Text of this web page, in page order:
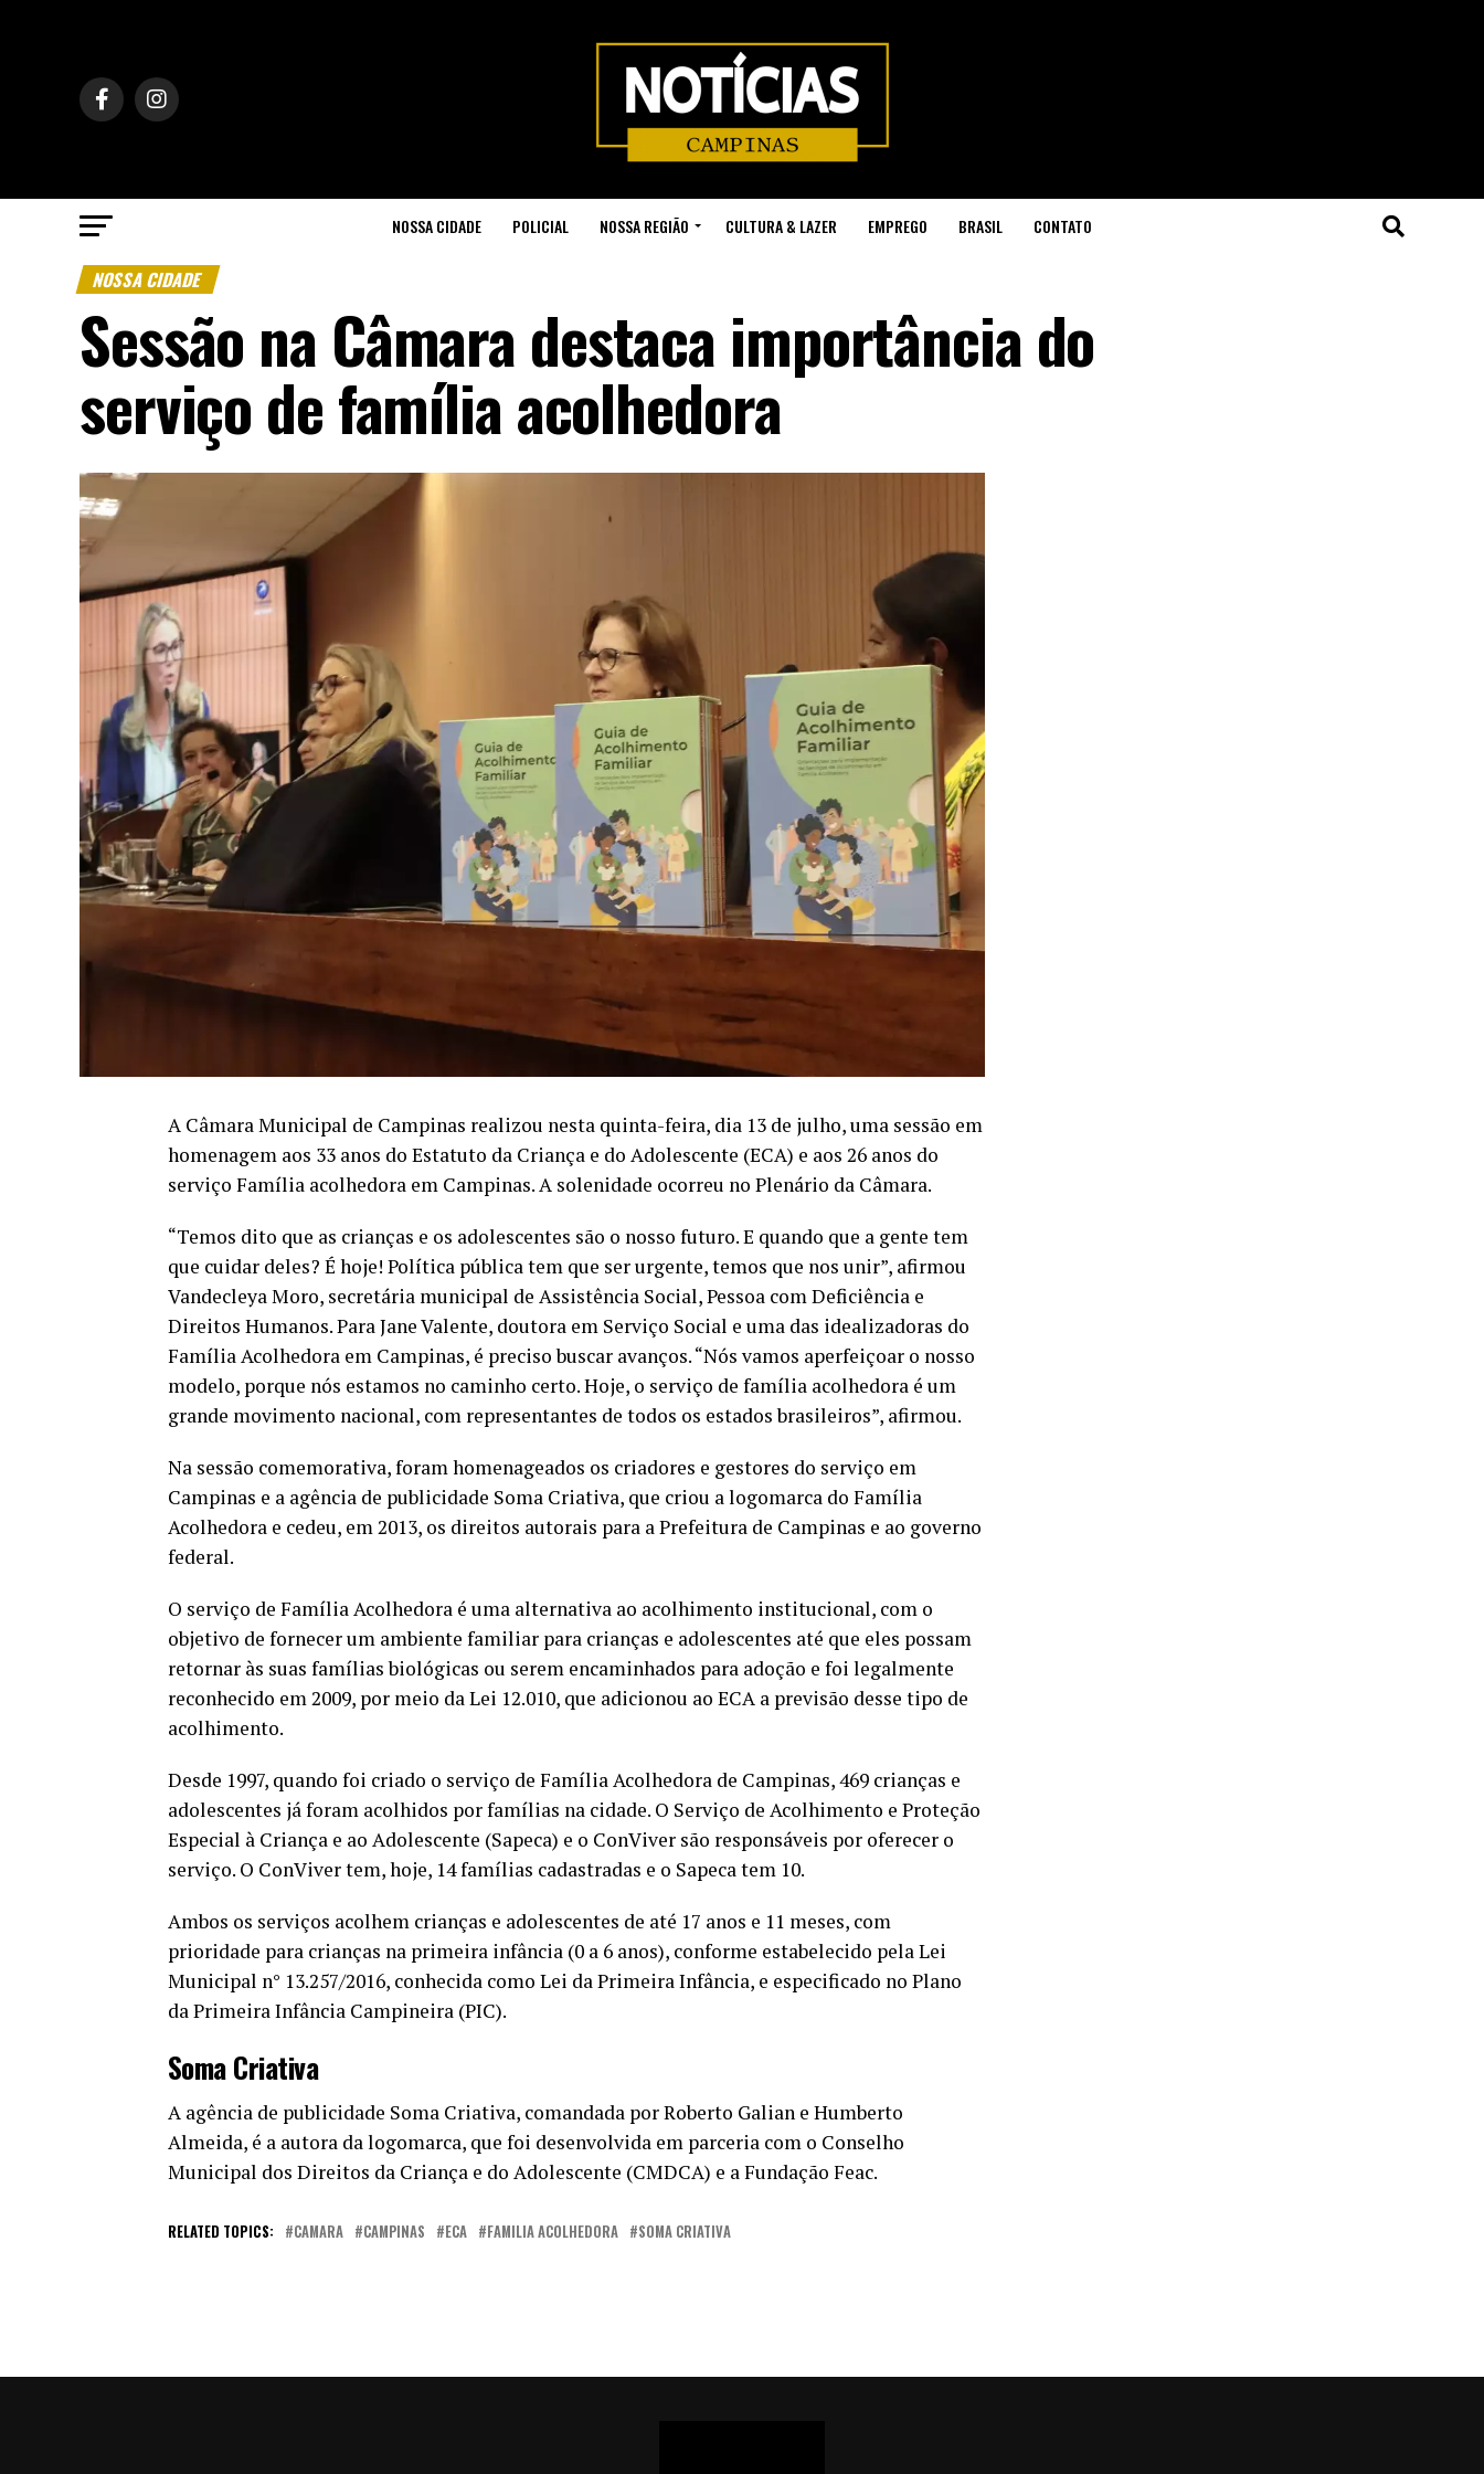
NOSSA CIDADE POLICIAL NOSSA REGIÃO CULTURA & LAZER EMPREGO BRASIL CONTATO
NOSSA CIDADE
Sessão na Câmara destaca importância do
serviço de família acolhedora
A Câmara Municipal de Campinas realizou nesta quinta-feira, dia 13 de julho, uma sessão em
homenagem aos 33 anos do Estatuto da Criança e do Adolescente (ECA) e aos 26 anos do
serviço Família acolhedora em Campinas. A solenidade ocorreu no Plenário da Câmara.
“Temos dito que as crianças e os adolescentes são o nosso futuro. E quando que a gente tem
que cuidar deles? É hoje! Política pública tem que ser urgente, temos que nos unir”, afirmou
Vandecleya Moro, secretária municipal de Assistência Social, Pessoa com Deficiência e
Direitos Humanos. Para Jane Valente, doutora em Serviço Social e uma das idealizadoras do
Família Acolhedora em Campinas, é preciso buscar avanços. “Nós vamos aperfeiçoar o nosso
modelo, porque nós estamos no caminho certo. Hoje, o serviço de família acolhedora é um
grande movimento nacional, com representantes de todos os estados brasileiros”, afirmou.
Na sessão comemorativa, foram homenageados os criadores e gestores do serviço em
Campinas e a agência de publicidade Soma Criativa, que criou a logomarca do Família
Acolhedora e cedeu, em 2013, os direitos autorais para a Prefeitura de Campinas e ao governo
federal.
O serviço de Família Acolhedora é uma alternativa ao acolhimento institucional, com o
objetivo de fornecer um ambiente familiar para crianças e adolescentes até que eles possam
retornar às suas famílias biológicas ou serem encaminhados para adoção e foi legalmente
reconhecido em 2009, por meio da Lei 12.010, que adicionou ao ECA a previsão desse tipo de
acolhimento.
Desde 1997, quando foi criado o serviço de Família Acolhedora de Campinas, 469 crianças e
adolescentes já foram acolhidos por famílias na cidade. O Serviço de Acolhimento e Proteção
Especial à Criança e ao Adolescente (Sapeca) e o ConViver são responsáveis por oferecer o
serviço. O ConViver tem, hoje, 14 famílias cadastradas e o Sapeca tem 10.
Ambos os serviços acolhem crianças e adolescentes de até 17 anos e 11 meses, com
prioridade para crianças na primeira infância (0 a 6 anos), conforme estabelecido pela Lei
Municipal n° 13.257/2016, conhecida como Lei da Primeira Infância, e especificado no Plano
da Primeira Infância Campineira (PIC).
Soma Criativa
A agência de publicidade Soma Criativa, comandada por Roberto Galian e Humberto
Almeida, é a autora da logomarca, que foi desenvolvida em parceria com o Conselho
Municipal dos Direitos da Criança e do Adolescente (CMDCA) e a Fundação Feac.
RELATED TOPICS: CAMARA CAMPINAS ECA FAMILIA ACOLHEDORA SOMA CRIATIVA